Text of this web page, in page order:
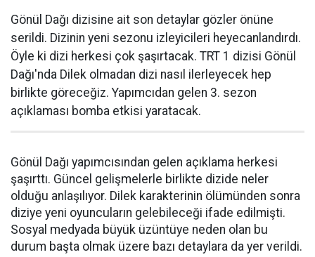
Gönül Dağı dizisine ait son detaylar gözler önüne
serildi. Dizinin yeni sezonu izleyicileri heyecanlandırdı.
Öyle ki dizi herkesi çok şaşırtacak. TRT 1 dizisi Gönül
Dağı'nda Dilek olmadan dizi nasıl ilerleyecek hep
birlikte göreceğiz. Yapımcıdan gelen 3. sezon
açıklaması bomba etkisi yaratacak.
Gönül Dağı yapımcısından gelen açıklama herkesi
şaşırttı. Güncel gelişmelerle birlikte dizide neler
olduğu anlaşılıyor. Dilek karakterinin ölümünden sonra
diziye yeni oyuncuların gelebileceği ifade edilmişti.
Sosyal medyada büyük üzüntüye neden olan bu
durum başta olmak üzere bazı detaylara da yer verildi.